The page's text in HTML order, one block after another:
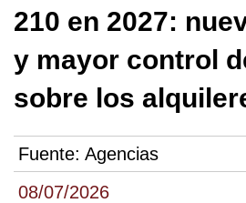
08/07/2026
210 en 2027:
y mayor control
sobre los
Fuente: Agencias